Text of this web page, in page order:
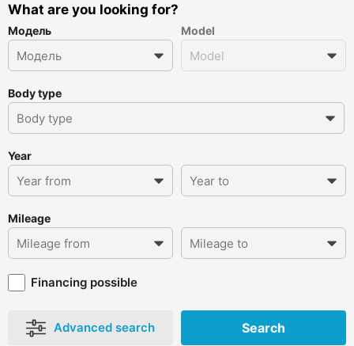
What are you looking for?
Модель Model
Body type
Year
Mileage
Financing possible
Advanced search Search